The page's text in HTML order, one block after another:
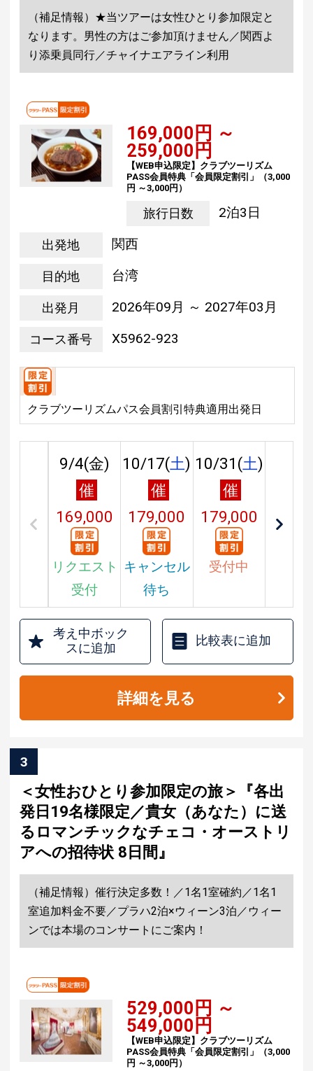
（補足情報）★当ツアーは女性ひとり参加限定と
なります。男性の方はご参加頂けません／関西よ
り添乗員同行／チャイナエアライン利用
169,000円 ～
259,000円
【WEB申込限定】クラブツーリズム
PASS会員特典「会員限定割引」（3,000
円 ～3,000円）
旅行日数 2泊3日
出発地 関西
目的地 台湾
出発月 2026年09月 ～ 2027年03月
コース番号 X5962-923
クラブツーリズムパス会員割引特典適用出発日
9/4(金)
催
169,000
円
リクエスト
受付
10/17(土)
催
179,000
円
キャンセル
待ち
10/31(土)
催
179,000
円
受付中
考え中ボック
スに追加
比較表に追加
詳細を見る
3
＜女性おひとり参加限定の旅＞『各出
発日19名様限定／貴女（あなた）に送
るロマンチックなチェコ・オーストリ
アへの招待状 8日間』
（補足情報）催行決定多数！／1名1室確約／1名1
室追加料金不要／プラハ2泊×ウィーン3泊／ウィー
ンでは本場のコンサートにご案内！
529,000円 ～
549,000円
【WEB申込限定】クラブツーリズム
PASS会員特典「会員限定割引」（3,000
円 ～3,000円）